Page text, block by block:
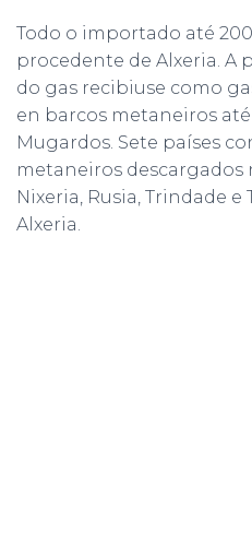
Todo o importado até
procedente de Alxeria. A
do gas recibiuse como
en barcos metaneiros
Mugardos. Sete países
metaneiros descargados
Nixeria, Rusia, Trindade e
Alxeria.